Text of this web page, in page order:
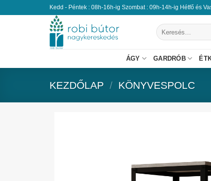
Kedd - Péntek : 08h-16h-ig Szombat : 09h-14h-ig Hétfő és
ÁGY GARDRÓB
KEZDŐLAP / KÖNYVESPOLC